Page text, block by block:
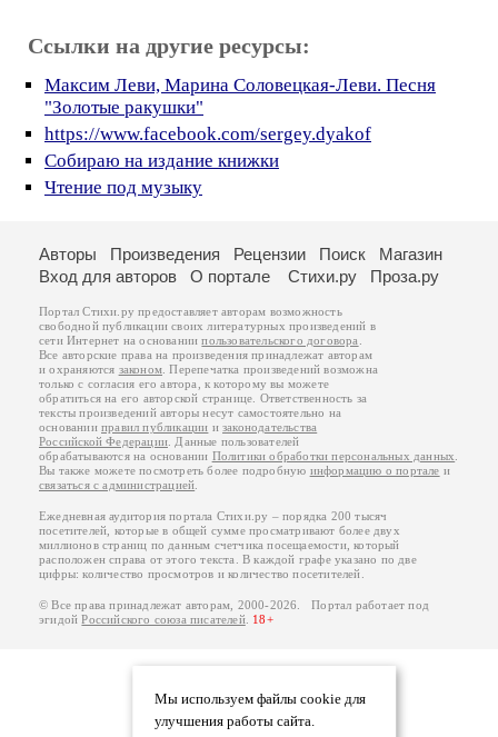
Ссылки на другие ресурсы:
Максим Леви, Марина Соловецкая-Леви. Песня
"Золотые ракушки"
https://www.facebook.com/sergey.dyakof
Собираю на издание книжки
Чтение под музыку
Мы используем файлы cookie для
улучшения работы сайта.
Авторы Произведения Рецензии Поиск
Магазин
Вход для авторов
О портале Стихи.ру Проза.ру
Портал Стихи.ру предоставляет авторам возможность
свободной публикации своих литературных произведений в
сети Интернет на основаниипользовательского договора
Все авторские права на произведения принадлежат авторам
и охраняются законом . Перепечатка произведений возможна
только с согласия его автора, к которому вы можете
обратиться на его авторской странице. Ответственность за
тексты произведений авторы несут самостоятельно на
основанииправил публикации изаконодательства
Российской Федерации . Данные пользователей
обрабатываются на основании Политики обработки персональных данных
Вы также можете посмотреть более подробную информацию о портале и
связаться с администрацией
Ежедневная аудитория портала Стихи.ру – порядка 200 тысяч
посетителей, которые в общей сумме просматривают более двух
миллионов страниц по данным счетчика посещаемости, который
расположен справа от этого текста. В каждой графе указано по две
цифры: количество просмотров и количество посетителей.
© Все права принадлежат авторам, 2000-2026. Портал работает под
эгидойРоссийского союза писателей. 18+